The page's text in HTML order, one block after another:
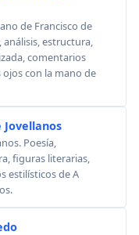
de Francisco de
estructura,
comentarios
con la mano de
Jovellanos
Poesía,
figuras literarias,
estilísticos de A